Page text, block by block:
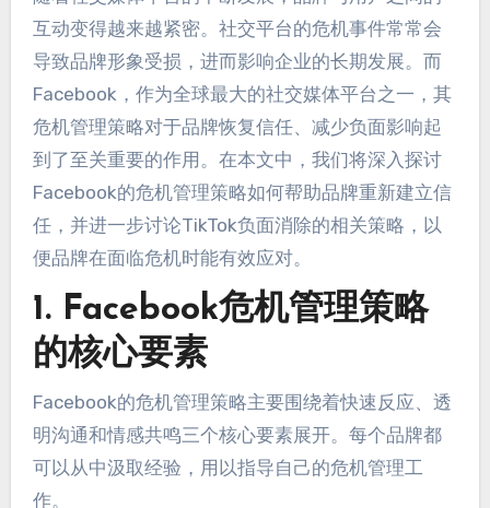
互动变得越来越紧密。社交平台的危机事件常常会
导致品牌形象受损，进而影响企业的长期发展。而
Facebook，作为全球最大的社交媒体平台之一，其
危机管理策略对于品牌恢复信任、减少负面影响起
到了至关重要的作用。在本文中，我们将深入探讨
Facebook的危机管理策略如何帮助品牌重新建立信
任，并进一步讨论TikTok负面消除的相关策略，以
便品牌在面临危机时能有效应对。
1. Facebook危机管理策略
的核心要素
Facebook的危机管理策略主要围绕着快速反应、透
明沟通和情感共鸣三个核心要素展开。每个品牌都
可以从中汲取经验，用以指导自己的危机管理工
作。